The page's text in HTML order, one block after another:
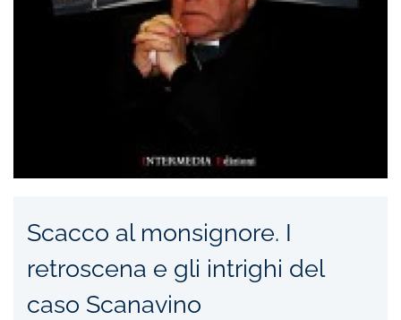
Scacco al monsignore. I
retroscena e gli intrighi del
caso Scanavino